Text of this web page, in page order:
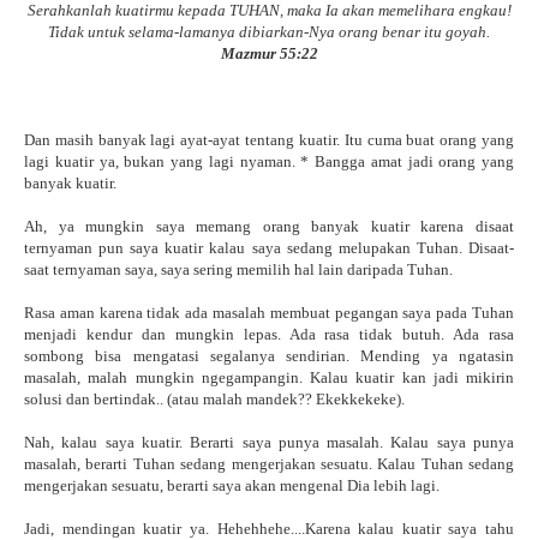
Serahkanlah kuatirmu kepada TUHAN, maka Ia akan memelihara engkau!
Tidak untuk selama-lamanya dibiarkan-Nya orang benar itu goyah.
Mazmur 55:22
Dan masih banyak lagi ayat-ayat tentang kuatir. Itu cuma buat orang yang
lagi kuatir ya, bukan yang lagi nyaman. * Bangga amat jadi orang yang
banyak kuatir.
Ah, ya mungkin saya memang orang banyak kuatir karena disaat
ternyaman pun saya kuatir kalau saya sedang melupakan Tuhan. Disaat-
saat ternyaman saya, saya sering memilih hal lain daripada Tuhan.
Rasa aman karena tidak ada masalah membuat pegangan saya pada Tuhan
menjadi kendur dan mungkin lepas. Ada rasa tidak butuh. Ada rasa
sombong bisa mengatasi segalanya sendirian. Mending ya ngatasin
masalah, malah mungkin ngegampangin. Kalau kuatir kan jadi mikirin
solusi dan bertindak.. (atau malah mandek?? Ekekkekeke).
Nah, kalau saya kuatir. Berarti saya punya masalah. Kalau saya punya
masalah, berarti Tuhan sedang mengerjakan sesuatu. Kalau Tuhan sedang
mengerjakan sesuatu, berarti saya akan mengenal Dia lebih lagi.
Jadi, mendingan kuatir ya. Hehehhehe....Karena kalau kuatir saya tahu